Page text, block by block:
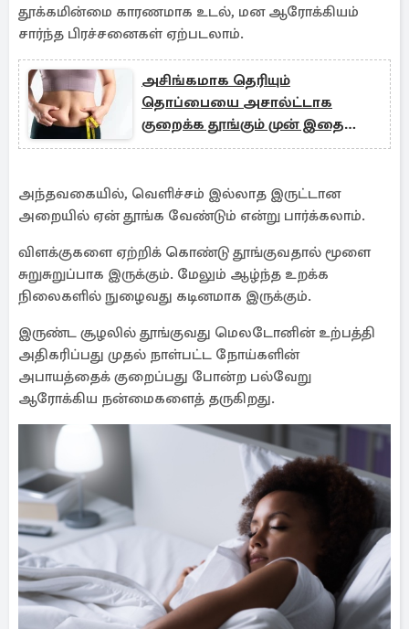
தூக்கமின்மை காரணமாக உடல், மன ஆரோக்கியம்
சார்ந்த பிரச்சனைகள் ஏற்படலாம்.
அசிங்கமாக தெரியும்
தொப்பையை அசால்ட்டாக
குறைக்க தூங்கும் முன் இதை
செய்யுங்கள்
அந்தவகையில், வெளிச்சம் இல்லாத இருட்டான
அறையில் ஏன் தூங்க வேண்டும் என்று பார்க்கலாம்.
விளக்குகளை ஏற்றிக் கொண்டு தூங்குவதால் மூளை
சுறுசுறுப்பாக இருக்கும். மேலும் ஆழ்ந்த உறக்க
நிலைகளில் நுழைவது கடினமாக இருக்கும்.
இருண்ட சூழலில் தூங்குவது மெலடோனின் உற்பத்தி
அதிகரிப்பது முதல் நாள்பட்ட நோய்களின்
அபாயத்தைக் குறைப்பது போன்ற பல்வேறு
ஆரோக்கிய நன்மைகளைத் தருகிறது.